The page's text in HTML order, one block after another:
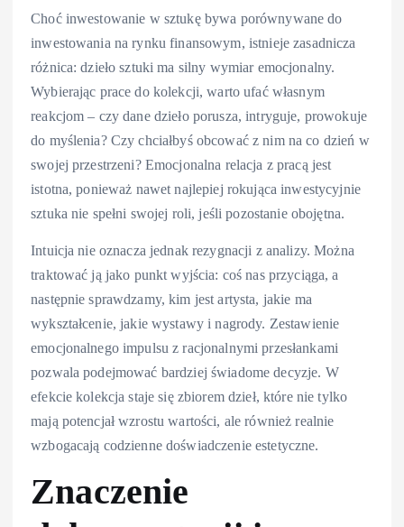
Choć inwestowanie w sztukę bywa porównywane do
inwestowania na rynku finansowym, istnieje zasadnicza
różnica: dzieło sztuki ma silny wymiar emocjonalny.
Wybierając prace do kolekcji, warto ufać własnym
reakcjom – czy dane dzieło porusza, intryguje, prowokuje
do myślenia? Czy chciałbyś obcować z nim na co dzień w
swojej przestrzeni? Emocjonalna relacja z pracą jest
istotna, ponieważ nawet najlepiej rokująca inwestycyjnie
sztuka nie spełni swojej roli, jeśli pozostanie obojętna.
Intuicja nie oznacza jednak rezygnacji z analizy. Można
traktować ją jako punkt wyjścia: coś nas przyciąga, a
następnie sprawdzamy, kim jest artysta, jakie ma
wykształcenie, jakie wystawy i nagrody. Zestawienie
emocjonalnego impulsu z racjonalnymi przesłankami
pozwala podejmować bardziej świadome decyzje. W
efekcie kolekcja staje się zbiorem dzieł, które nie tylko
mają potencjał wzrostu wartości, ale również realnie
wzbogacają codzienne doświadczenie estetyczne.
Znaczenie